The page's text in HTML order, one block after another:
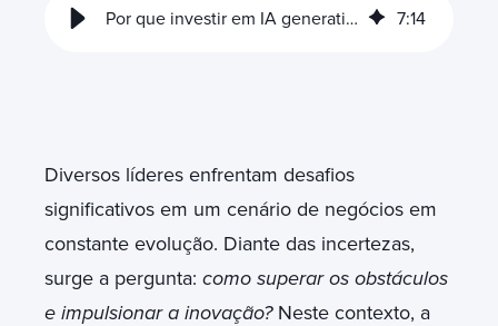
Por que investir em IA generativa para sua empresa 7:14
Diversos líderes enfrentam desafios
significativos em um cenário de negócios em
constante evolução. Diante das incertezas,
surge a pergunta: como superar os obstáculos
e impulsionar a inovação?Neste contexto, a